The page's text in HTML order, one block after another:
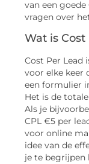
van een
vragen over
Wat is Cost
Cost Per Lead
voor elke keer
een formulier
Het is de
Als je
CPL €5 per
voor online
idee van de
je te begrijpen